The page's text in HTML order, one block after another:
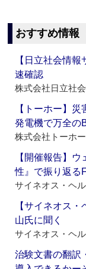
おすすめ情報
【日立社会情
速確認
株式会社日立社
【トーホー】
発電機で万全の
株式会社トーホー
【開催報告】
性』で振り返る
サイネオス・ヘ
【サイネオス
山氏に聞く
サイネオス・ヘ
治験文書の翻訳